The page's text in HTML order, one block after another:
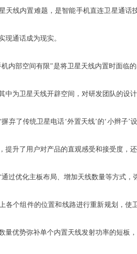
天线内置难题，是智能手机直连卫星通
现通话成为现实。
机内部空间有限”是将卫星天线内置时面临
中为卫星天线开辟空间，对研发团队的设
摒弃了传统卫星电话‘外置天线’的‘小辫子
提升了用户对产品的直观感受和接受度，
通过优化主板布局、增加天线数量等方式
各个组件的位置和线路进行重新规划，
量优势弥补单个内置天线发射功率的短板